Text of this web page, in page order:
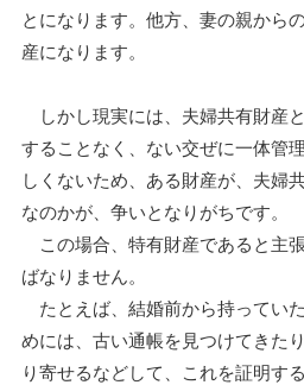
とになります。他方、妻の親から
産になります。
しかし現実には、夫婦共有財産
することなく、ない交ぜに一体管
しくないため、ある財産が、夫婦
なのかが、争いとなりがちです。
この場合、特有財産であると主
ばなりません。
たとえば、結婚前から持ってい
めには、古い通帳を見つけてきた
り寄せるなどして、これを証明す